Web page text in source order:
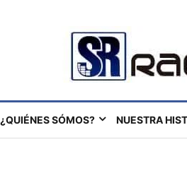
¿QUIÉNES SÓMOS? NUESTRA